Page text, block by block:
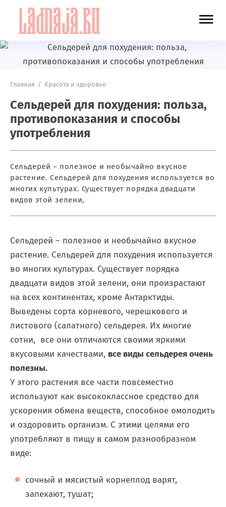
Главная / Красота и здоровье
Сельдерей для похудения: польза,
противопоказания и способы
употребления
Сельдерей – полезное и необычайно вкусное
растение. Сельдерей для похудения используется во
многих культурах. Существует порядка двадцати
видов этой зелени,
Сельдерей – полезное и необычайно вкусное
растение. Сельдерей для похудения используется
во многих культурах. Существует порядка
двадцати видов этой зелени, они произрастают
на всех континентах, кроме Антарктиды.
Выведены сорта корневого, черешкового и
листового (салатного) сельдерея. Их многие
сотни, все они отличаются своими яркими
вкусовыми качествами, все виды сельдерея очень
полезны.
У этого растения все части повсеместно
используют как высококлассное средство для
ускорения обмена веществ, способное омолодить
и оздоровить организм. С этими целями его
употребляют в пищу в самом разнообразном
виде:
сочный и мясистый корнеплод варят,
запекают, тушат;